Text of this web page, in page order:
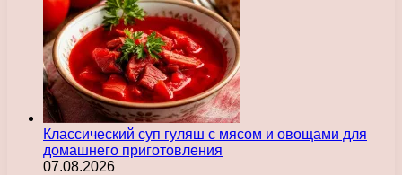
Классический суп гуляш с мясом и овощами для
домашнего приготовления
07.08.2026